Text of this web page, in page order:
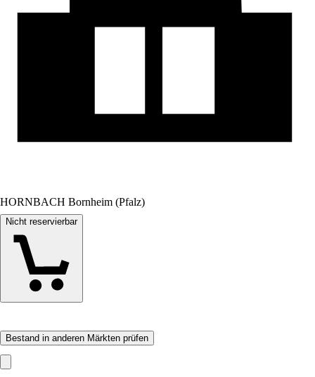
HORNBACH Bornheim (Pfalz)
Nicht reservierbar
Bestand in anderen Märkten prüfen